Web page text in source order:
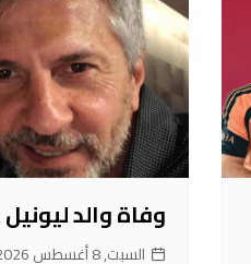
وفاة والد ليونيل
السبت, 8 أغسطس 2026, 15:54